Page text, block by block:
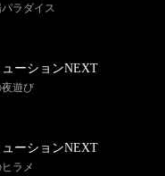
ラダイス
ーションNEXT
夜遊び
ーションNEXT
ラメ